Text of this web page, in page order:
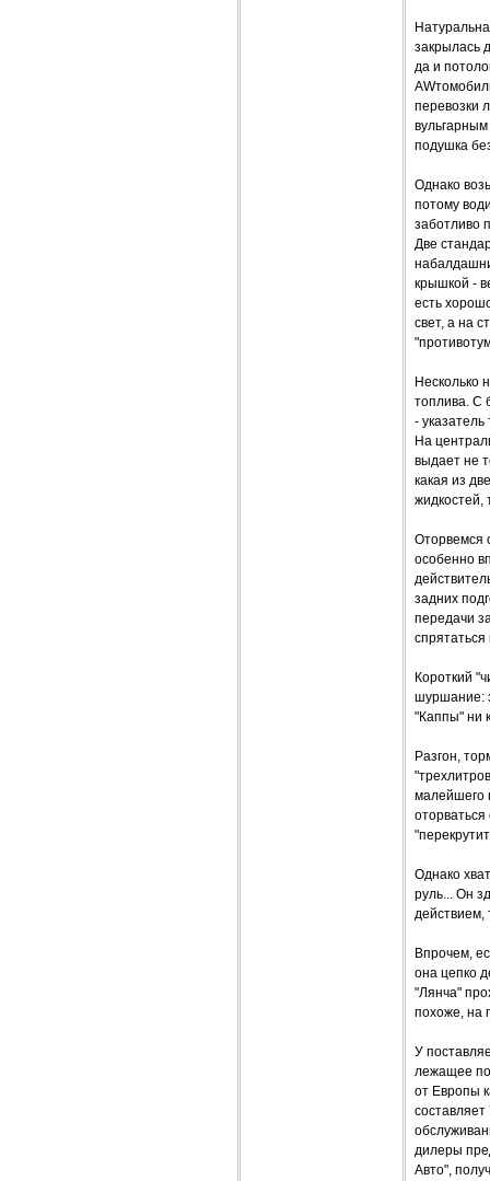
закрылась
да и
перевозки
подушка
Однако
потому
заботливо
Две
крышкой -
есть
свет, а на
Несколько
топлива. С
-
На
выдает не
какая из
жидкостей,
Оторвемся
особенно
задних
передачи
Короткий
шуршание:
"Каппы" ни
Разгон,
малейшего
оторваться
Однако
руль... Он
действием,
Впрочем,
она цепко
"Лянча"
похоже, на
У
лежащее
от Европы
дилеры
Авто",